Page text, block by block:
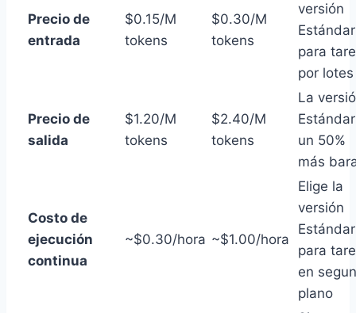
Precio de
entrada
$0.15/M
tokens
$0.30/M
tokens
versión
Estándar
para
por lotes
Precio de
salida
$1.20/M
tokens
$2.40/M
tokens
La
un 50%
más
Costo de
ejecución
continua
~$0.30/hora ~$1.00/hora
Elige la
versión
Estándar
para
en
plano